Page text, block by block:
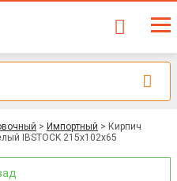
> Импортный > Кирпич
IBSTOCK 215x102x65